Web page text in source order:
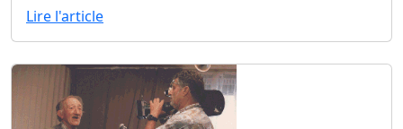
Lire l'article